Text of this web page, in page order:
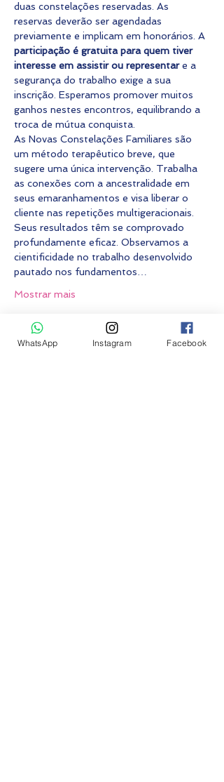
duas constelações reservadas. As
reservas deverão ser agendadas
previamente e implicam em honorários. A
participação é gratuita para quem tiver
interesse em assistir ou representar e a
segurança do trabalho exige a sua
inscrição. Esperamos promover muitos
ganhos nestes encontros, equilibrando a
troca de mútua conquista.
As Novas Constelações Familiares são
um método terapêutico breve, que
sugere uma única intervenção. Trabalha
as conexões com a ancestralidade em
seus emaranhamentos e visa liberar o
cliente nas repetições multigeracionais.
Seus resultados têm se comprovado
profundamente eficaz. Observamos a
cientificidade no trabalho desenvolvido
pautado nos fundamentos…
Mostrar mais
Fazer inscrição
WhatsApp Instagram Facebook